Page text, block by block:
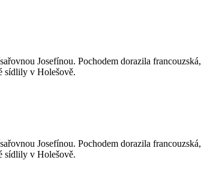
Josefínou. Pochodem dorazila francouzská,
sídlily v Holešově.
Josefínou. Pochodem dorazila francouzská,
sídlily v Holešově.